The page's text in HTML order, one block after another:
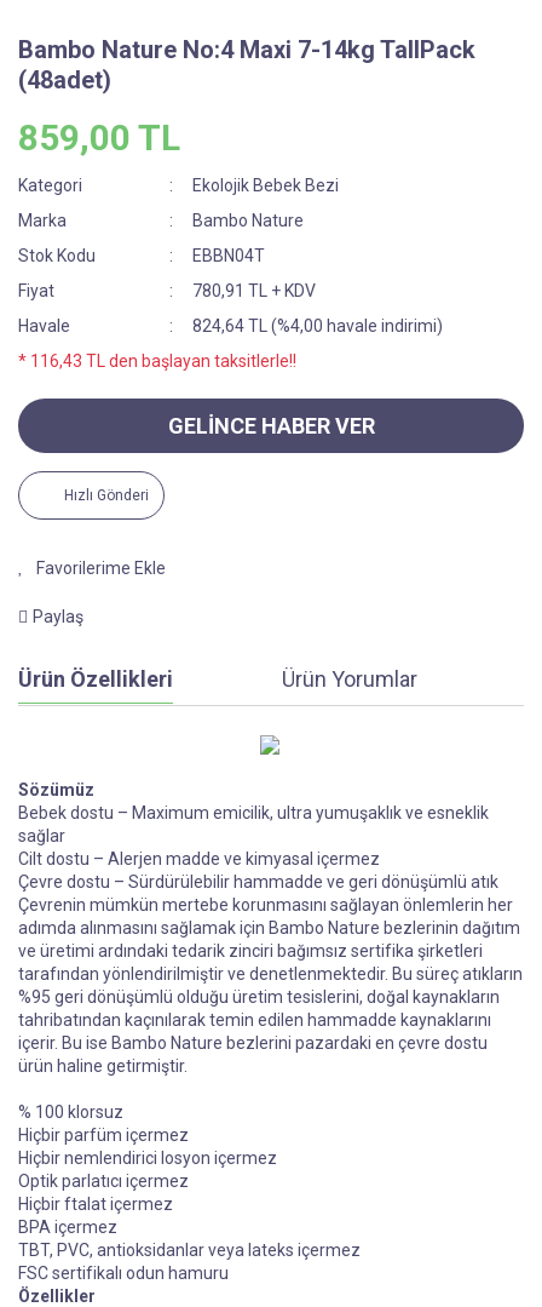
Bambo Nature No:4 Maxi 7-14kg TallPack
(48adet)
859,00 TL
Kategori
Ekolojik Bebek Bezi
Marka
Bambo Nature
Stok Kodu
EBBN04T
Fiyat
780,91 TL + KDV
Havale
824,64 TL (%4,00 havale indirimi)
* 116,43 TL den başlayan taksitlerle!!
GELİNCE HABER VER
Hızlı Gönderi
Paylaş
Ürün Özellikleri Ürün Yorumlar
Sözümüz
Bebek dostu – Maximum emicilik, ultra yumuşaklık ve esneklik
sağlar
Cilt dostu – Alerjen madde ve kimyasal içermez
Çevre dostu – Sürdürülebilir hammadde ve geri dönüşümlü atık
Çevrenin mümkün mertebe korunmasını sağlayan önlemlerin her
adımda alınmasını sağlamak için Bambo Nature bezlerinin dağıtım
ve üretimi ardındaki tedarik zinciri bağımsız sertifika şirketleri
tarafından yönlendirilmiştir ve denetlenmektedir. Bu süreç atıkların
%95 geri dönüşümlü olduğu üretim tesislerini, doğal kaynakların
tahribatından kaçınılarak temin edilen hammadde kaynaklarını
içerir. Bu ise Bambo Nature bezlerini pazardaki en çevre dostu
ürün haline getirmiştir.
% 100 klorsuz
Hiçbir parfüm içermez
Hiçbir nemlendirici losyon içermez
Optik parlatıcı içermez
Hiçbir ftalat içermez
BPA içermez
TBT, PVC, antioksidanlar veya lateks içermez
FSC sertifikalı odun hamuru
Özellikler